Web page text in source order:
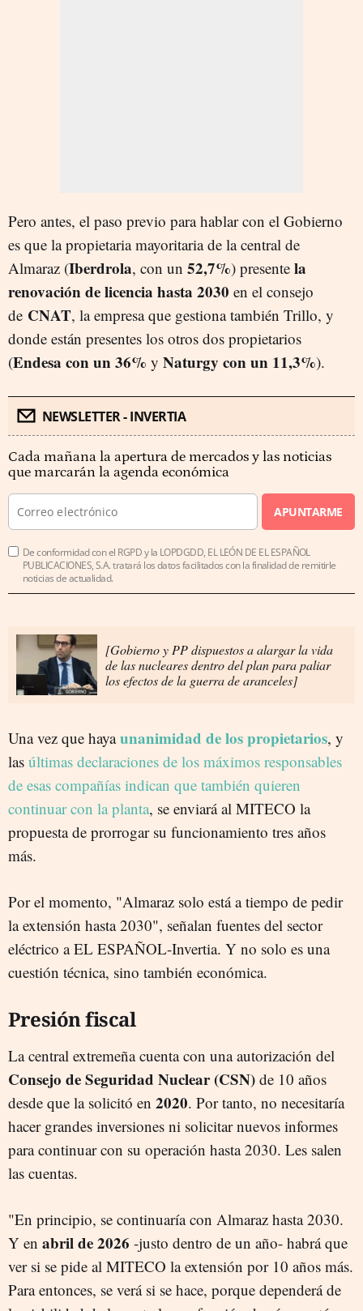
Pero antes, el paso previo para hablar con el Gobierno
es que la propietaria mayoritaria de la central de
Almaraz (Iberdrola, con un 52,7%) presente la
renovación de licencia hasta 2030 en el consejo
de CNAT, la empresa que gestiona también Trillo, y
donde están presentes los otros dos propietarios
(Endesa con un 36% y Naturgy con un 11,3%).
NEWSLETTER - INVERTIA
Cada mañana la apertura de mercados y las noticias
que marcarán la agenda económica
APUNTARME
De conformidad con el RGPD y la LOPDGDD, EL LEÓN DE EL ESPAÑOL
PUBLICACIONES, S.A. tratará los datos facilitados con la finalidad de remitirle
noticias de actualidad.
[Gobierno y PP dispuestos a alargar la vida
de las nucleares dentro del plan para paliar
los efectos de la guerra de aranceles]
Una vez que hayaunanimidad de los propietarios, y
las últimas declaraciones de los máximos responsables
de esas compañías indican que también quieren
continuar con la planta, se enviará al MITECO la
propuesta de prorrogar su funcionamiento tres años
más.
Por el momento, "Almaraz solo está a tiempo de pedir
la extensión hasta 2030", señalan fuentes del sector
eléctrico a EL ESPAÑOL-Invertia. Y no solo es una
cuestión técnica, sino también económica.
Presión fiscal
La central extremeña cuenta con una autorización del
Consejo de Seguridad Nuclear (CSN) de 10 años
desde que la solicitó en 2020. Por tanto, no necesitaría
hacer grandes inversiones ni solicitar nuevos informes
para continuar con su operación hasta 2030. Les salen
las cuentas.
"En principio, se continuaría con Almaraz hasta 2030.
Y en abril de 2026 -justo dentro de un año- habrá que
ver si se pide al MITECO la extensión por 10 años más.
Para entonces, se verá si se hace, porque dependerá de